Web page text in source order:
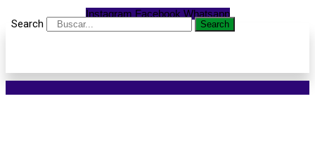
Instagram Facebook Whatsapp
Search Search